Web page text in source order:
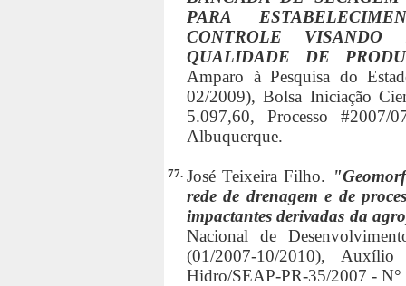
PARA
CONTROLE
QUALIDADE DE
Amparo à Pesquisa do
02/2009), Bolsa Iniciação
5.097,60, Processo #2007/
Albuquerque.
77. José Teixeira Filho.
rede de drenagem e de
impactantes derivadas da
Nacional de
(01/2007-10/2010),
Hidro/SEAP-PR-35/2007 -